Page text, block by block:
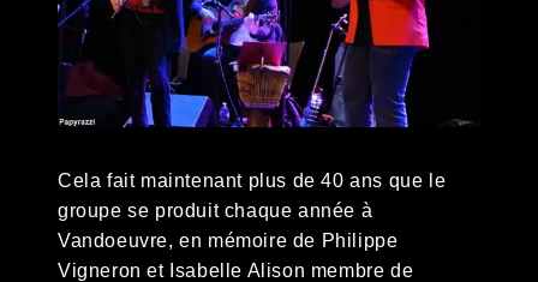
Cela fait maintenant plus de 40 ans que le
groupe se produit chaque année à
Vandoeuvre, en mémoire de Philippe
Vigneron et Isabelle Alison membre de